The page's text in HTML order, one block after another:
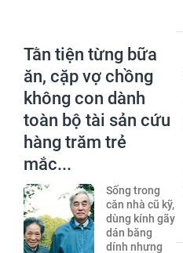
Tằn tiện từng bữa
ăn, cặp vợ chồng
không con dành
toàn bộ tài sản cứu
hàng trăm trẻ
mắc...
Sống trong
căn nhà cũ kỹ,
dùng kính gãy
dán băng
dính nhưng